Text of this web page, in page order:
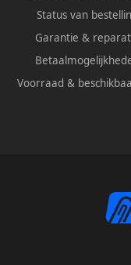
Status van
Garantie &
Voorraad &